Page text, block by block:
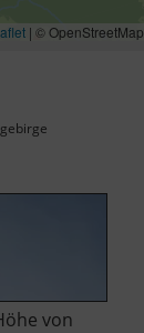
| © OpenStreetMap
von